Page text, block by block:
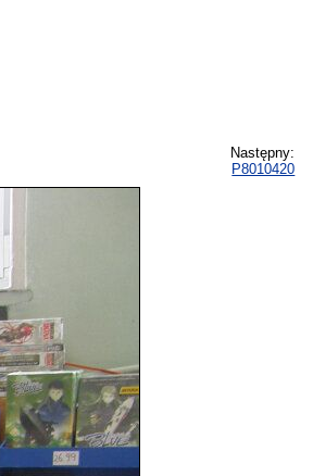
Następny:
P8010420